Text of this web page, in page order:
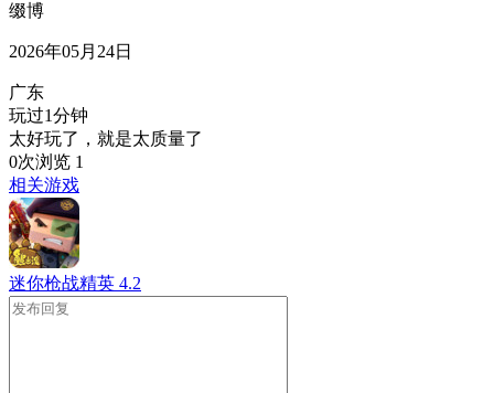
缀博
2026年05月24日
广东
玩过1分钟
太好玩了，就是太质量了
0次浏览 1
相关游戏
迷你枪战精英 4.2